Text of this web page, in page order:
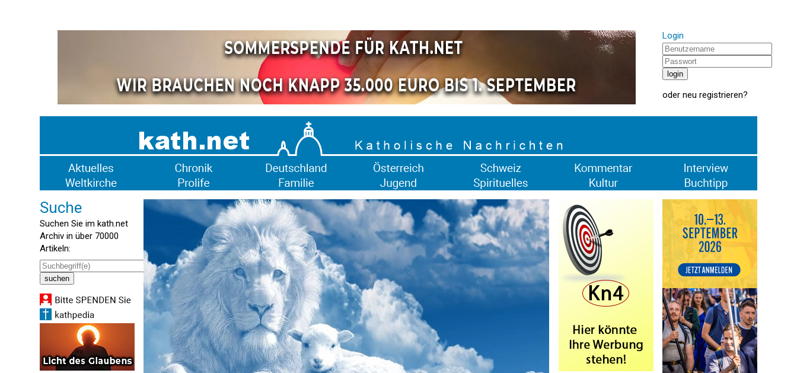
Login
oder neu registrieren?
Suche
Suchen Sie im kath.net
Archiv in über 70000
Artikeln: